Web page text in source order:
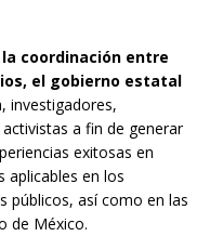
coordinación entre
el gobierno estatal
investigadores,
a fin de generar
exitosas en
aplicables en los
públicos, así como en las
de México.